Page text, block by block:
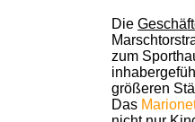
Die
zum
größeren
Das